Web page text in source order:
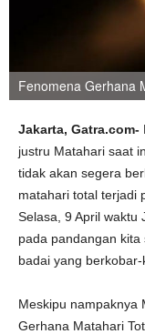
Fenomena Gerhana
Jakarta, Gatra.com-
justru Matahari saat
tidak akan segera
matahari total terjadi
Selasa, 9 April waktu
pada pandangan
badai yang
Meskipu nampaknya
Gerhana Matahari